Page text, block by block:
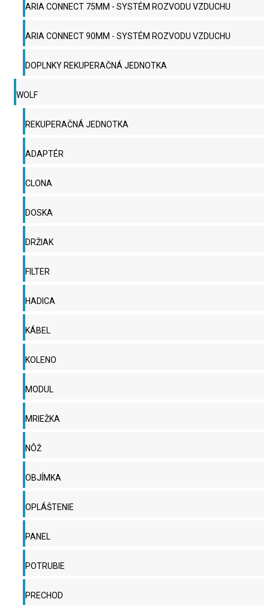
ARIA CONNECT 75MM - SYSTÉM ROZVODU VZDUCHU
ARIA CONNECT 90MM - SYSTÉM ROZVODU VZDUCHU
DOPLNKY REKUPERAČNÁ JEDNOTKA
WOLF
REKUPERAČNÁ JEDNOTKA
ADAPTÉR
CLONA
DOSKA
DRŽIAK
FILTER
HADICA
KÁBEL
KOLENO
MODUL
MRIEŽKA
NÔŽ
OBJÍMKA
OPLÁŠTENIE
PANEL
POTRUBIE
PRECHOD